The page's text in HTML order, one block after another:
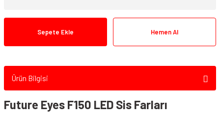
Sepete Ekle Hemen Al
Ürün Bilgisi
Future Eyes F150 LED Sis Farları